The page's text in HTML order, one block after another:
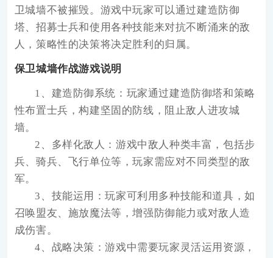
卫城墙不被摧毁。游戏中玩家可以通过建造防御
塔、招募士兵和使用各种技能来对抗不断涌来的敌
人，策略性的决策将决定胜利的归属。
保卫城墙作战游戏说明
1、建造防御系统：玩家通过建造防御塔和策略
性布置士兵，构建坚固的防线，阻止敌人进攻城
墙。
2、多样化敌人：游戏中敌人种类丰富，包括步
兵、骑兵、飞行单位等，玩家需应对不同类型的敌
军。
3、技能运用：玩家可利用多种技能和道具，如
召唤盟友、施放魔法等，增强防御能力或对敌人造
成伤害。
4、战略决策：游戏中需要玩家灵活运用资源，